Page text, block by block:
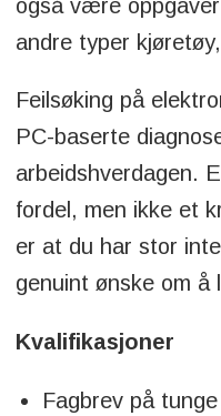
også være
andre typer
Feilsøking på
PC-baserte
arbeidshverdagen.
fordel, men ikke et
er at du har stor
genuint ønske om
Kvalifikasjoner
Fagbrev på